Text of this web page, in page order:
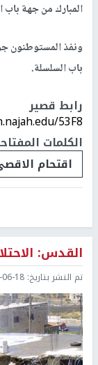
المبارك من جهة
ونفذ المستوطنون
باب السلسلة.
رابط قصير
53F8/
الكلمات
اقتحام
القدس:
تم النشر بتاريخ: 09:20